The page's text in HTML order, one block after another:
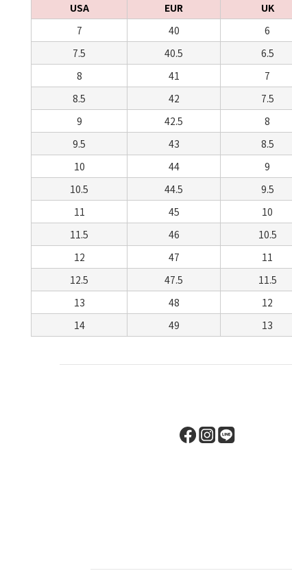
USA
EUR UK
7
40 6
7.5
40.5 6.5
8
41 7
8.5
42 7.5
9
42.5 8
9.5
43 8.5
10
44 9
10.5
44.5 9.5
11
45 10
11.5
46 10.5
12
47 11
12.5
47.5 11.5
13
48 12
14
49 13